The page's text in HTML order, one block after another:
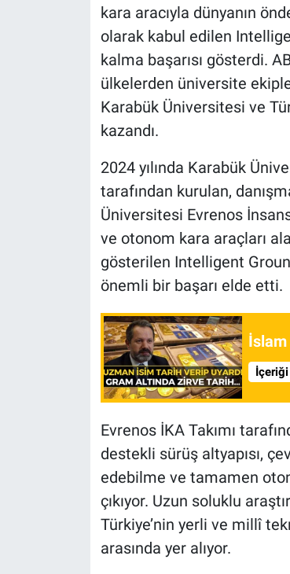
kara aracıyla dünyanın
olarak kabul edilen
kalma başarısı gösterdi.
ülkelerden üniversite
Karabük Üniversitesi ve
kazandı.
2024 yılında Karabük
tarafından kurulan,
Üniversitesi Evrenos
ve otonom kara araçları
gösterilen Intelligent
önemli bir başarı elde etti.
İslam
Evrenos İKA Takımı
destekli sürüş altyapısı,
edebilme ve tamamen
çıkıyor. Uzun soluklu
Türkiye’nin yerli ve millî
arasında yer alıyor.